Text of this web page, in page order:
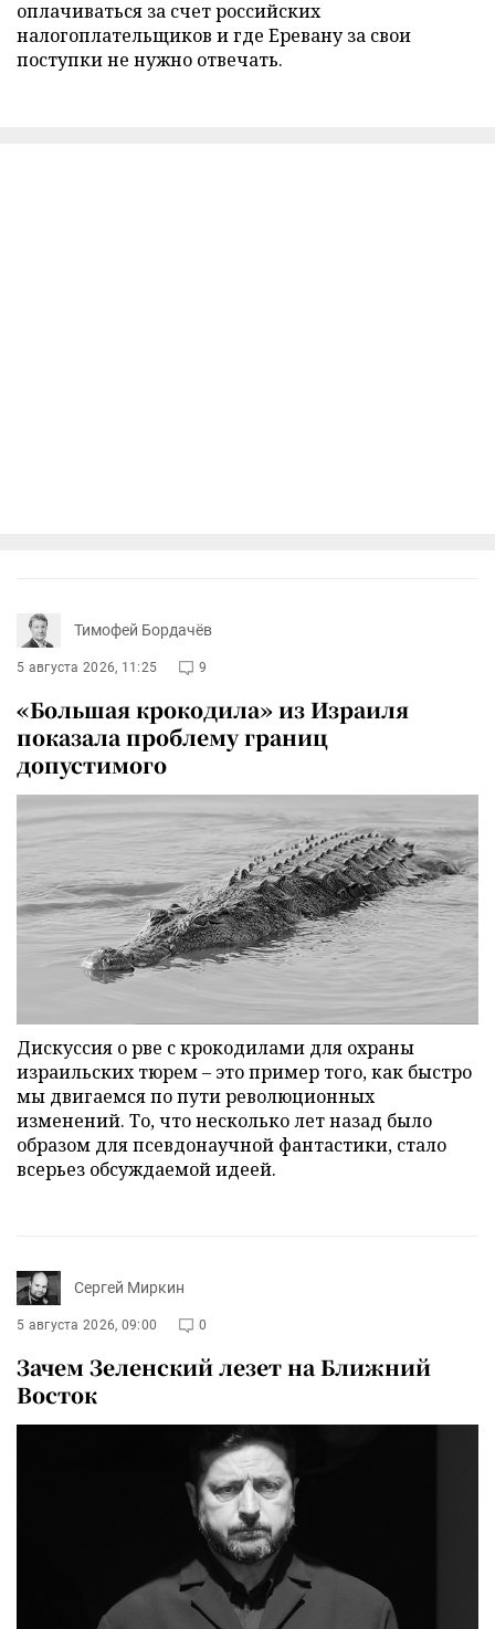
оплачиваться за счет российских
налогоплательщиков и где Еревану за свои
поступки не нужно отвечать.
Тимофей Бордачёв
5 августа 2026, 11:25 9
«Большая крокодила» из Израиля
показала проблему границ
допустимого
Дискуссия о рве с крокодилами для охраны
израильских тюрем – это пример того, как быстро
мы двигаемся по пути революционных
изменений. То, что несколько лет назад было
образом для псевдонаучной фантастики, стало
всерьез обсуждаемой идеей.
Сергей Миркин
5 августа 2026, 09:00 0
Зачем Зеленский лезет на Ближний
Восток